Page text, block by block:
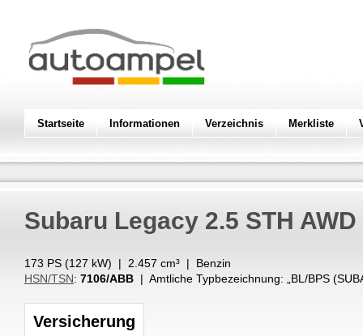
Startseite Informationen Verzeichnis Merkliste
Subaru Legacy 2.5 STH AWD
173 PS (127 kW) | 2.457 cm³ | Benzin
HSN/TSN: 7106/ABB | Amtliche Typbezeichnung: „ BL/BPS
Versicherung